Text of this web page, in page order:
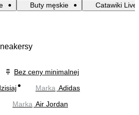
Buty męskie Catawiki
Bez ceny minimalnej
Marka Adidas
Marka Air Jordan